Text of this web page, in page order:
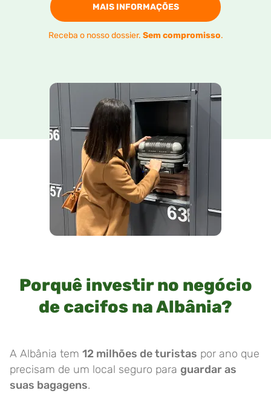
MAIS INFORMAÇÕES
Receba o nosso dossier. Sem compromisso.
Porquê investir no negócio
de cacifos na Albânia?
A Albânia tem 12 milhões de turistas por ano que
precisam de um local seguro para guardar as
suas bagagens.